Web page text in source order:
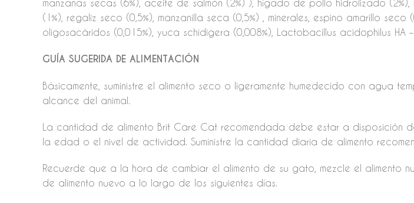
manzanas secas (6%), aceite de salmón (2%) ), hígado de pollo hidrolizado
(1%), regaliz seco (0,5%), manzanilla seca (0,5%) , minerales, espino amarillo
oligosacáridos (0,015%), yuca schidigera (0,008%), Lactobacillus acidophilus
GUÍA SUGERIDA DE ALIMENTACIÓN
Básicamente, suministre el alimento seco o ligeramente humedecido con agua
alcance del animal.
La cantidad de alimento Brit Care Cat recomendada debe estar a
la edad o el nivel de actividad. Suministre la cantidad diaria de alimento
Recuerde que a la hora de cambiar el alimento de su gato, mezcle el
de alimento nuevo a lo largo de los siguientes días.